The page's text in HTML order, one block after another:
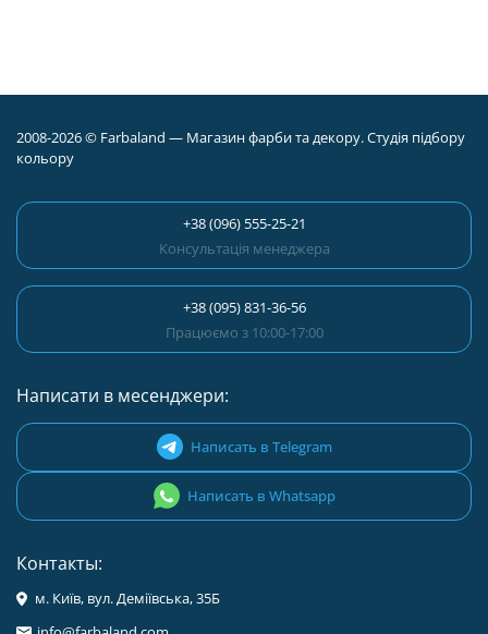
2008-2026 © Farbaland — Магазин фарби та декору. Студія підбору
кольору
+38 (096) 555-25-21
Консультація менеджера
+38 (095) 831-36-56
Працюємо з 10:00-17:00
Написати в месенджери:
Написать в Telegram
Написать в Whatsapp
Контакты:
м. Київ, вул. Деміївська, 35Б